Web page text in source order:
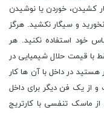
کشیدن، خوردن یا نوشیدن
و سیگار نکشید. هرگز
خود استفاده نکنید. هر
با قیمت حلال شیمیایی در
هستید در داخل با آن ها کار
و از یک فن دیگر برای داخل
از ماسک تنفسی با کارتریج